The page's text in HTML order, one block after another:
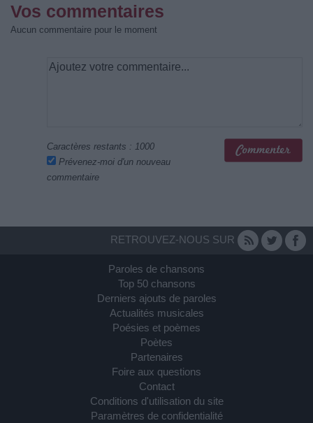
Vos commentaires
Aucun commentaire pour le moment
Caractères restants : 1000
Prévenez-moi d'un nouveau
commentaire
RETROUVEZ-NOUS SUR
Paroles de chansons
Top 50 chansons
Derniers ajouts de paroles
Actualités musicales
Poésies et poèmes
Poètes
Partenaires
Foire aux questions
Contact
Conditions d'utilisation du site
Paramètres de confidentialité